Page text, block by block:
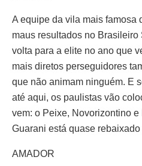
A equipe da vila mais famosa
maus resultados no Brasileiro
volta para a elite no ano que
mais diretos perseguidores
que não animam ninguém. E
até aqui, os paulistas vão
vem: o Peixe, Novorizontino
Guarani está quase
AMADOR